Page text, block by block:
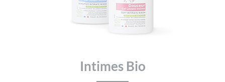
Intimes Bio